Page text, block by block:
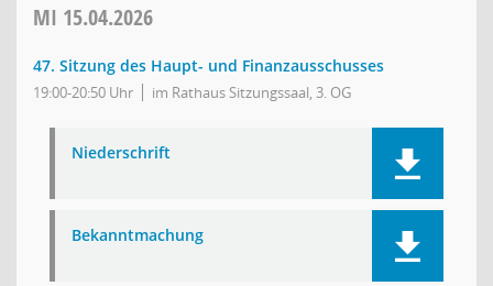
MI 15.04.2026
47. Sitzung des Haupt- und Finanzausschusses
19:00-20:50 Uhr im Rathaus Sitzungssaal, 3. OG
Niederschrift
Bekanntmachung